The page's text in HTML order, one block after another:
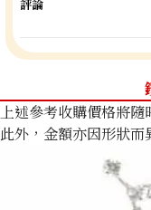
評論
上述參考收購價格將隨
此外，金額亦因形狀而